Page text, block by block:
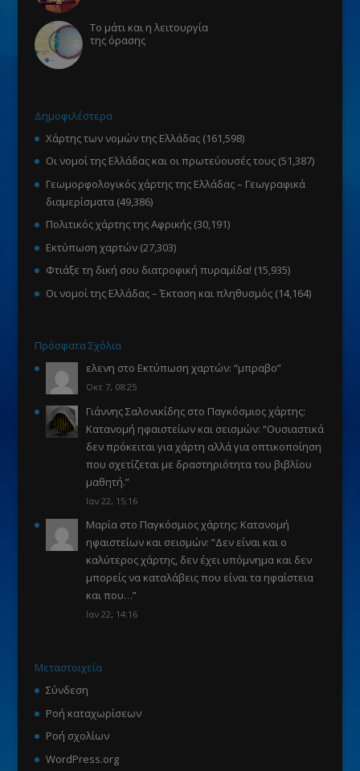
Το μάτι και η λειτουργία
της όρασης
Δημοφιλέστερα
Χάρτης των νομών της Ελλάδας (161,598)
Οι νομοί της Ελλάδας και οι πρωτεύουσές τους (51,387)
Γεωμορφολογικός χάρτης της Ελλάδας – Γεωγραφικά
διαμερίσματα (49,386)
Πολιτικός χάρτης της Αφρικής (30,191)
Εκτύπωση χαρτών (27,303)
Φτιάξε τη δική σου διατροφική πυραμίδα! (15,935)
Οι νομοί της Ελλάδας – Έκταση και πληθυσμός (14,164)
Πρόσφατα Σχόλια
ελενη στο Εκτύπωση χαρτών: “μπραβο”
Οκτ 7, 08:25
Γιάννης Σαλονικίδηςστο Παγκόσμιος χάρτης:
Κατανομή ηφαιστείων και σεισμών: “Ουσιαστικά
δεν πρόκειται για χάρτη αλλά για οπτικοποίηση
που σχετίζεται με δραστηριότητα του βιβλίου
μαθητή.”
Ιαν 22, 15:16
Μαρίαστο Παγκόσμιος χάρτης: Κατανομή
ηφαιστείων και σεισμών: “Δεν είναι και ο
καλύτερος χάρτης, δεν έχει υπόμνημα και δεν
μπορείς να καταλάβεις που είναι τα ηφαίστεια
και που…”
Ιαν 22, 14:16
Μεταστοιχεία
Σύνδεση
Ροή καταχωρίσεων
Ροή σχολίων
WordPress.org